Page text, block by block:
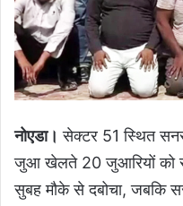
नोएडा। सेक्टर 51 स्थित
जुआ खेलते 20 जुआरियों को
सुबह मौके से दबोचा, जबकि